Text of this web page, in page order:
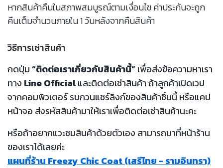
หากสินค้าคืนในสภาพสมบูรณ์ตามเงื่อนไข ค่าประกันจะถูก
คืนเต็มจำนวนภายใน 1 วันหลังจากคืนสินค้า
วิธีการเช่าสินค้า
กดปุ่ม“ติดต่อเราเกี่ยวกับสินค้านี้”เพื่อส่งข้อความหาเรา
ทาง Line Officialและติดต่อเช่าสินค้า ถ้าลูกค้าเปิดเวป
จากคอมพิวเตอร์ รบกวนแชร์ลิงก์ของสินค้าชิ้นนี้ หรือแคป
หน้าจอ ส่งรหัสสินค้ามาให้เราเพื่อติดต่อเช่าสินค้านะคะ
หรือถ้าอยากแวะชมสินค้าด้วยตัวเอง สามารถมาที่หน้าร้าน
ของเราได้เลยค่ะ
แผนที่ร้าน Freezy Chic Coat (เสรีไทย - รามอินทรา)